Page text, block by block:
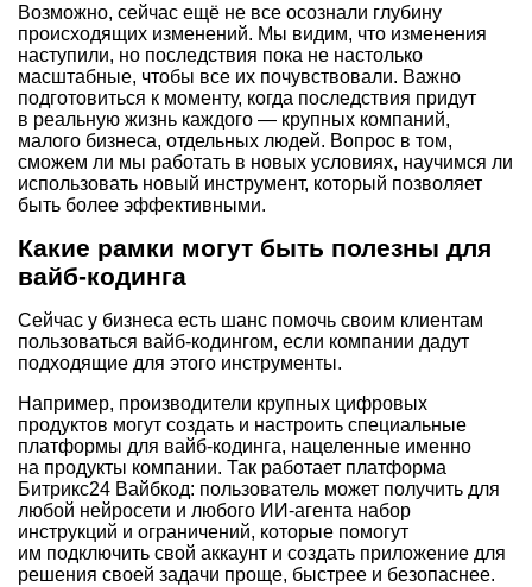
Возможно, сейчас ещё не все осознали глубину
происходящих изменений. Мы видим, что изменения
наступили, но последствия пока не настолько
масштабные, чтобы все их почувствовали. Важно
подготовиться к моменту, когда последствия придут
в реальную жизнь каждого — крупных компаний,
малого бизнеса, отдельных людей. Вопрос в том,
сможем ли мы работать в новых условиях, научимся ли
использовать новый инструмент, который позволяет
быть более эффективными.
Какие рамки могут быть полезны для
вайб-кодинга
Сейчас у бизнеса есть шанс помочь своим клиентам
пользоваться вайб-кодингом, если компании дадут
подходящие для этого инструменты.
Например, производители крупных цифровых
продуктов могут создать и настроить специальные
платформы для вайб-кодинга, нацеленные именно
на продукты компании. Так работает платформа
Битрикс24 Вайбкод: пользователь может получить для
любой нейросети и любого ИИ-агента набор
инструкций и ограничений, которые помогут
им подключить свой аккаунт и создать приложение для
решения своей задачи проще, быстрее и безопаснее.